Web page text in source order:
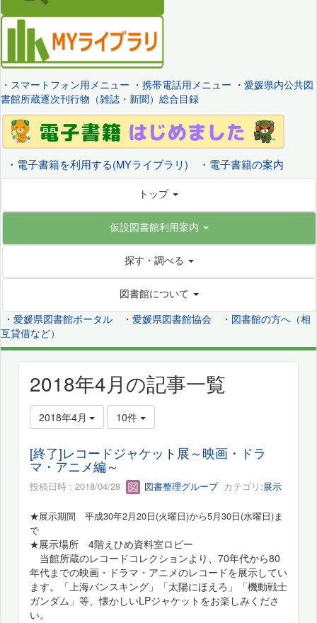
・ スマートフォン用メニュー ・ 携帯電話用メニュー ・ 愛媛県内公共図
書館所蔵逐次刊行物（雑誌・新聞）総合目録
・ 電子書籍を利用する(MYライブラリ) ・ 電子書籍の案内
トップ
仮設図書館利用案内
探す・調べる
図書館について
・ 愛媛県図書館ポータル ・ 愛媛県図書館協会 ・ 図書館の方へ（相
互貸借など）
2018年4月の記事一覧
2018年4月 10件
[終了]レコードジャケット展～映画・ドラ
マ・アニメ編～
投稿日時 : 2018/04/28 図書整理グループカテゴリ:展示
★展示期間 平成30年2月20日(火曜日)から5月30日(水曜日)ま
で
★展示場所 4階えひめ資料室ロビー
当館所蔵のレコードコレクションより、70年代から80
年代までの映画・ドラマ・アニメのレコードを展示してい
ます。「上海バンスキング」「太陽にほえろ」「機動戦士
ガンダム」等、懐かしいLPジャケットをお楽しみくださ
い。